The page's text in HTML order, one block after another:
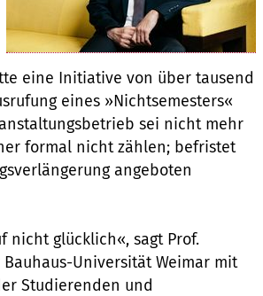
eine Initiative von über tausend
eines »Nichtsemesters«
sei nicht mehr
formal nicht zählen; befristet
angeboten
nicht glücklich«, sagt Prof.
Universität Weimar mit
Studierenden und